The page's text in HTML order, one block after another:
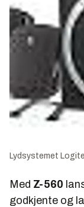
Lydsystemet
Med Z-560
godkjente og